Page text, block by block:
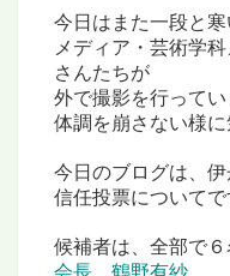
今日はまた一段と寒
メディア・芸術学
さんたちが
外で撮影を行って
体調を崩さない様
今日のブログは、伊
信任投票についてで
候補者は、全部で６
会長 鶴野有紗